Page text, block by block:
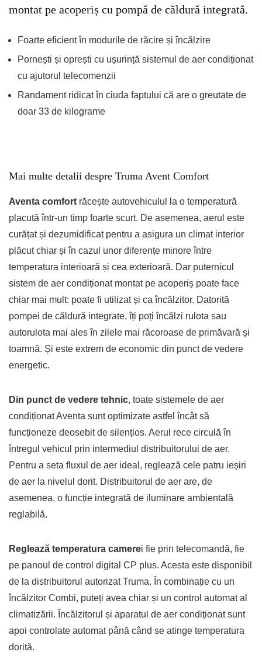
montat pe acoperiș cu pompă de căldură integrată.
Foarte eficient în modurile de răcire și încălzire
Pornești și oprești cu ușurință sistemul de aer condiționat
cu ajutorul telecomenzii
Randament ridicat în ciuda faptului că are o greutate de
doar 33 de kilograme
Mai multe detalii despre Truma Avent Comfort
Aventa comfort răcește autovehiculul la o temperatură
placută într-un timp foarte scurt. De asemenea, aerul este
curățat și dezumidificat pentru a asigura un climat interior
plăcut chiar și în cazul unor diferențe minore între
temperatura interioară și cea exterioară. Dar puternicul
sistem de aer condiționat montat pe acoperiș poate face
chiar mai mult: poate fi utilizat și ca încălzitor. Datorită
pompei de căldură integrate, îți poți încălzi rulota sau
autorulota mai ales în zilele mai răcoroase de primăvară și
toamnă. Și este extrem de economic din punct de vedere
energetic.
Din punct de vedere tehnic, toate sistemele de aer
condiționat Aventa sunt optimizate astfel încât să
funcționeze deosebit de silențios. Aerul rece circulă în
întregul vehicul prin intermediul distribuitorului de aer.
Pentru a seta fluxul de aer ideal, reglează cele patru ieșiri
de aer la nivelul dorit. Distribuitorul de aer are, de
asemenea, o funcție integrată de iluminare ambientală
reglabilă.
Reglează temperatura camerei fie prin telecomandă, fie
pe panoul de control digital CP plus. Acesta este disponibil
de la distribuitorul autorizat Truma. În combinație cu un
încălzitor Combi, puteți avea chiar și un control automat al
climatizării. Încălzitorul și aparatul de aer condiționat sunt
apoi controlate automat până când se atinge temperatura
dorită.